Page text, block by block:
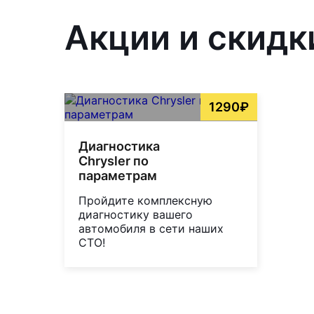
Акции и
1290₽
Диагностика
Chrysler по
параметрам
Пройдите комплексную
диагностику вашего
автомобиля в сети наших
СТО!